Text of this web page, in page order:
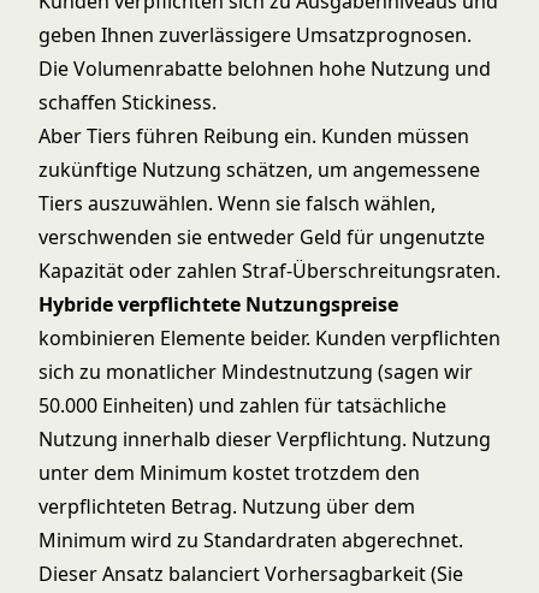
geben Ihnen zuverlässigere Umsatzprognosen.
Die Volumenrabatte belohnen hohe Nutzung und
schaffen Stickiness.
Aber Tiers führen Reibung ein. Kunden müssen
zukünftige Nutzung schätzen, um angemessene
Tiers auszuwählen. Wenn sie falsch wählen,
verschwenden sie entweder Geld für ungenutzte
Kapazität oder zahlen Straf-Überschreitungsraten.
Hybride verpflichtete Nutzungspreise
kombinieren Elemente beider. Kunden verpflichten
sich zu monatlicher Mindestnutzung (sagen wir
50.000 Einheiten) und zahlen für tatsächliche
Nutzung innerhalb dieser Verpflichtung. Nutzung
unter dem Minimum kostet trotzdem den
verpflichteten Betrag. Nutzung über dem
Minimum wird zu Standardraten abgerechnet.
Dieser Ansatz balanciert Vorhersagbarkeit (Sie